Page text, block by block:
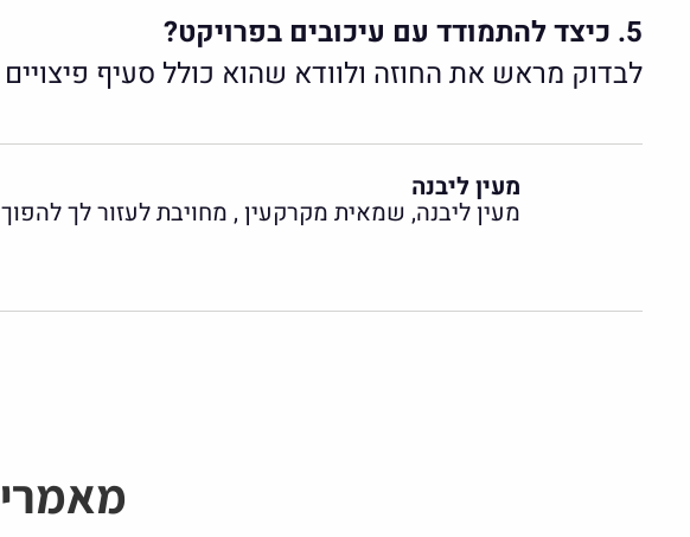
5. כיצד להתמודד עם עיכובים בפרויקט?
לבדוק מראש את החוזה ולוודא שהוא כולל סעיף
מעין ליבנה
מעין ליבנה, שמאית מקרקעין , מחויבת לעזור לך